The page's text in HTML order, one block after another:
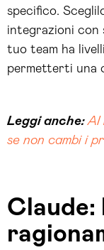
specifico.
integrazioni con
tuo team ha
permetterti una
Leggi anche:AI
se non cambi i
Claude: